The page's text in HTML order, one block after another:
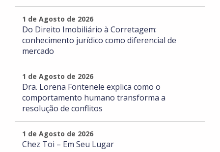
1 de Agosto de 2026
Do Direito Imobiliário à Corretagem:
conhecimento jurídico como diferencial de
mercado
1 de Agosto de 2026
Dra. Lorena Fontenele explica como o
comportamento humano transforma a
resolução de conflitos
1 de Agosto de 2026
Chez Toi – Em Seu Lugar